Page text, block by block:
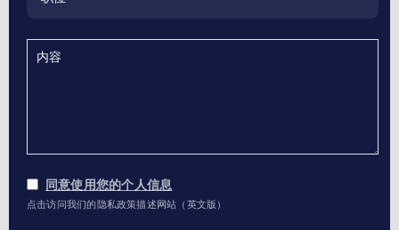
同意使用您的个人信息
点击访问我们的隐私政策描述网站（英文版）